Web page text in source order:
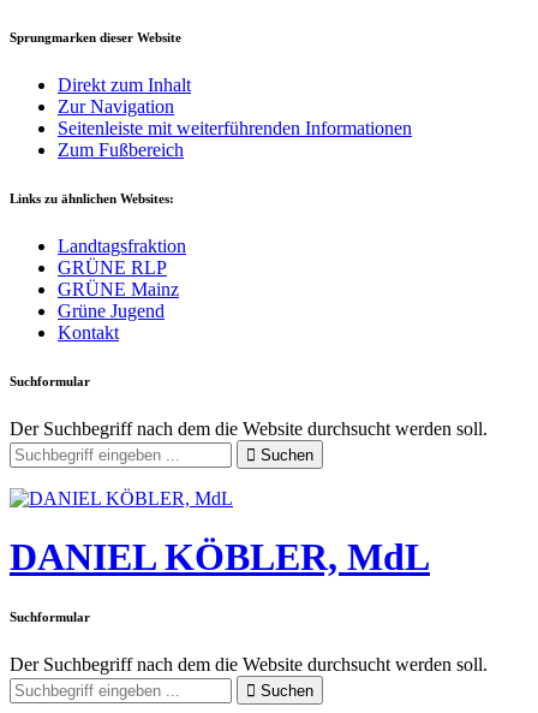
Sprungmarken dieser Website
Direkt zum Inhalt
Zur Navigation
Seitenleiste mit weiterführenden Informationen
Zum Fußbereich
Links zu ähnlichen Websites:
Landtagsfraktion
GRÜNE RLP
GRÜNE Mainz
Grüne Jugend
Kontakt
Suchformular
Der Suchbegriff nach dem die Website durchsucht werden soll.
Suchen
DANIEL KÖBLER, MdL
Suchformular
Der Suchbegriff nach dem die Website durchsucht werden soll.
Suchen